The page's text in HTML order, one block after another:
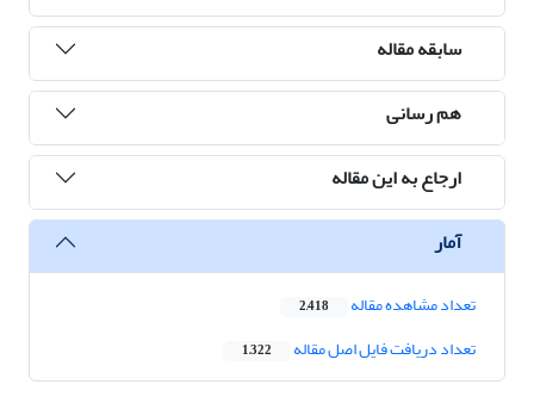
سابقه مقاله
هم رسانی
ارجاع به این مقاله
آمار
تعداد مشاهده مقاله 2,418
تعداد دریافت فایل اصل مقاله 1,322